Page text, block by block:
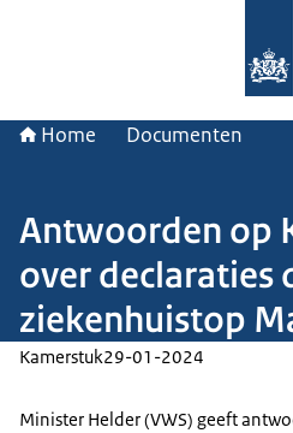
Home Documenten
Antwoorden op
over declaraties
ziekenhuistop
Kamerstuk29-01-2024
Minister Helder (VWS) geeft